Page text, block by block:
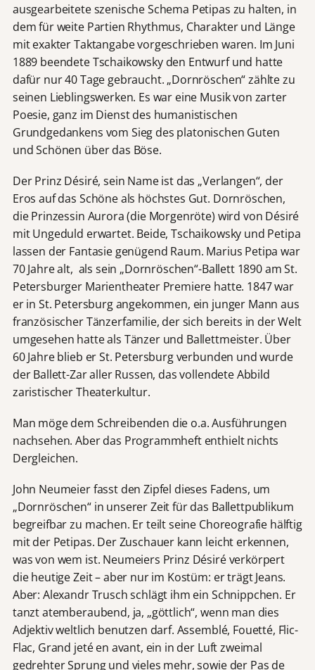
ausgearbeitete szenische Schema Petipas zu halten, in
dem für weite Partien Rhythmus, Charakter und Länge
mit exakter Taktangabe vorgeschrieben waren. Im Juni
1889 beendete Tschaikowsky den Entwurf und hatte
dafür nur 40 Tage gebraucht. „Dornröschen“ zählte zu
seinen Lieblingswerken. Es war eine Musik von zarter
Poesie, ganz im Dienst des humanistischen
Grundgedankens vom Sieg des platonischen Guten
und Schönen über das Böse.
Der Prinz Désiré, sein Name ist das „Verlangen“, der
Eros auf das Schöne als höchstes Gut. Dornröschen,
die Prinzessin Aurora (die Morgenröte) wird von Désiré
mit Ungeduld erwartet. Beide, Tschaikowsky und Petipa
lassen der Fantasie genügend Raum. Marius Petipa war
70 Jahre alt, als sein „Dornröschen“-Ballett 1890 am St.
Petersburger Marientheater Premiere hatte. 1847 war
er in St. Petersburg angekommen, ein junger Mann aus
französischer Tänzerfamilie, der sich bereits in der Welt
umgesehen hatte als Tänzer und Ballettmeister. Über
60 Jahre blieb er St. Petersburg verbunden und wurde
der Ballett-Zar aller Russen, das vollendete Abbild
zaristischer Theaterkultur.
Man möge dem Schreibenden die o.a. Ausführungen
nachsehen. Aber das Programmheft enthielt nichts
Dergleichen.
John Neumeier fasst den Zipfel dieses Fadens, um
„Dornröschen“ in unserer Zeit für das Ballettpublikum
begreifbar zu machen. Er teilt seine Choreografie hälftig
mit der Petipas. Der Zuschauer kann leicht erkennen,
was von wem ist. Neumeiers Prinz Désiré verkörpert
die heutige Zeit – aber nur im Kostüm: er trägt Jeans.
Aber: Alexandr Trusch schlägt ihm ein Schnippchen. Er
tanzt atemberaubend, ja, „göttlich“, wenn man dies
Adjektiv weltlich benutzen darf. Assemblé, Fouetté, Flic-
Flac, Grand jeté en avant, ein in der Luft zweimal
gedrehter Sprung und vieles mehr, sowie der Pas de